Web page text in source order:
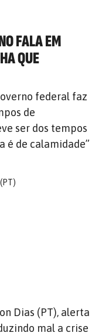
FALA EM
QUE
federal faz
de
ser dos tempos
é de calamidade”
Dias (PT), alerta
mal a crise